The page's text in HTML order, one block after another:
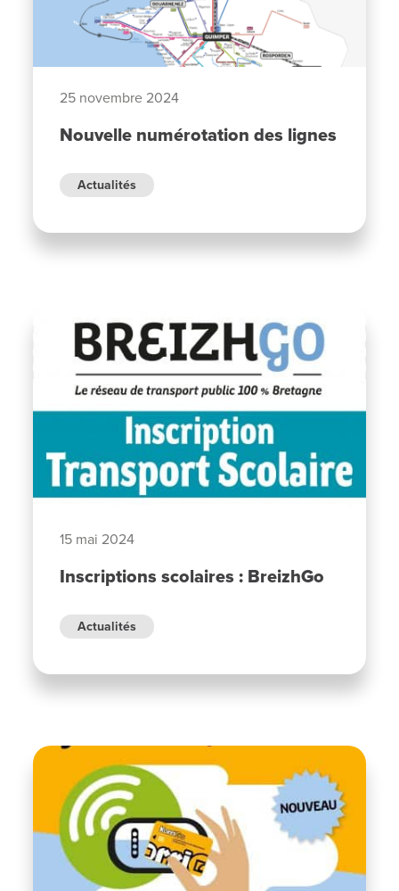
25 novembre 2024
Nouvelle numérotation des lignes
Actualités
15 mai 2024
Inscriptions scolaires : BreizhGo
Actualités